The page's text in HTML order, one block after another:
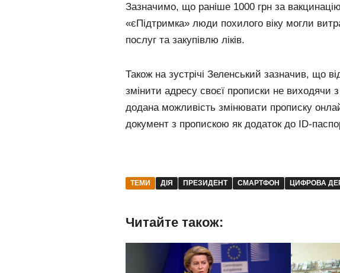
Зазначимо, що раніше 1000 грн за
«єПідтримка» люди похилого віку могли
послуг та закупівлю ліків.
Також на зустрічі Зеленський зазначив, що
змінити адресу своєї прописки не виходячи
додана можливість змінювати прописку
документ з пропискою як додаток до ID-
ТЕМИ ДІЯ ПРЕЗИДЕНТ СМАРТФОН ЦИФРОВА
Читайте також: